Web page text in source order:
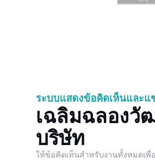
ระบบแสดงข้อคิดเห็นและแ
เฉลิมฉลองวั
บริษัท
ให้ข้อคิดเห็นสำหรับงานทั้งหมดเ